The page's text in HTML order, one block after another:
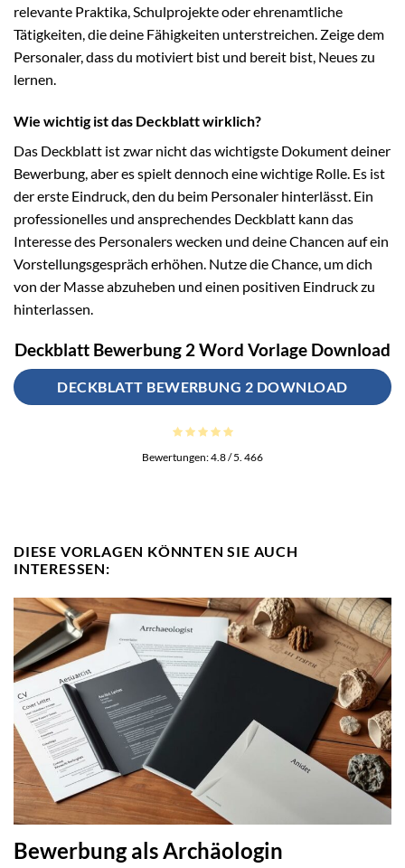
relevante Praktika, Schulprojekte oder ehrenamtliche
Tätigkeiten, die deine Fähigkeiten unterstreichen. Zeige dem
Personaler, dass du motiviert bist und bereit bist, Neues zu
lernen.
Wie wichtig ist das Deckblatt wirklich?
Das Deckblatt ist zwar nicht das wichtigste Dokument deiner
Bewerbung, aber es spielt dennoch eine wichtige Rolle. Es ist
der erste Eindruck, den du beim Personaler hinterlässt. Ein
professionelles und ansprechendes Deckblatt kann das
Interesse des Personalers wecken und deine Chancen auf ein
Vorstellungsgespräch erhöhen. Nutze die Chance, um dich
von der Masse abzuheben und einen positiven Eindruck zu
hinterlassen.
Deckblatt Bewerbung 2 Word Vorlage Download
DECKBLATT BEWERBUNG 2 DOWNLOAD
Bewertungen:4.8/ 5. 466
DIESE VORLAGEN KÖNNTEN SIE AUCH
INTERESSEN:
Bewerbung als Archäologin